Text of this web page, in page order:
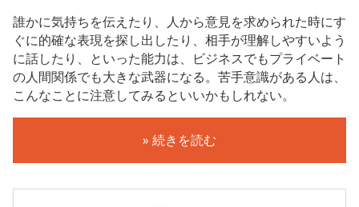
誰かに気持ちを伝えたり、人から意見を求められた時にす
ぐに的確な表現を探し出したり、相手が理解しやすいよう
に話したり、といった能力は、ビジネスでもプライベート
の人間関係でも大きな武器になる。苦手意識がある人は、
こんなことに注意してみるといいかもしれない。
» 続きを読む